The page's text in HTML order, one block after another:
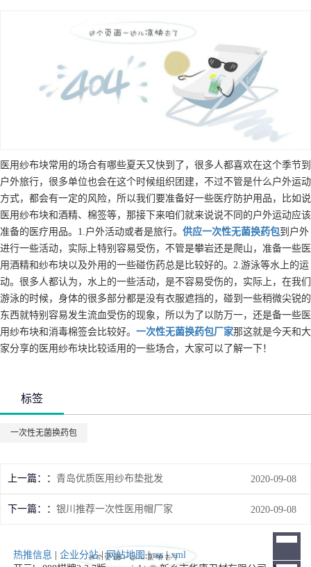
医用纱布块常用的场合有哪些夏天又快到了，很多人都喜欢在这个季节到
户外旅行，很多单位也会在这个时候组织团建，不过不管是什么户外运动
方式，都会有一定的风险，所以我们要准备好一些医疗防护用品，比如说
医用纱布块和酒精、棉签等，那接下来咱们就来说说不同的户外运动应该
准备的医疗用品。1.户外活动或者是旅行。 供应一次性无菌换药包到户外
进行一些活动，实际上特别容易受伤，不管是攀岩还是爬山，准备一些医
用酒精和纱布块以及外用的一些碰伤药总是比较好的。2.游泳等水上的运
动。很多人都认为，水上的一些活动，是不容易受伤的，实际上，在我们
游泳的时候，身体的很多部分都是没有衣服遮挡的，碰到一些稍微尖锐的
东西就特别容易发生流血受伤的现象，所以为了以防万一，还是备一些医
用纱布块和消毒棉签会比较好。 一次性无菌换药包厂家那这就是今天和大
家分享的医用纱布块比较适用的一些场合，大家可以了解一下！
标签
一次性无菌换药包
上一篇： 青岛优质医用纱布垫批发 2020-09-08
下一篇： 银川推荐一次性医用帽厂家 2020-09-08
热推信息 企业分站|网站地图|rss|xml